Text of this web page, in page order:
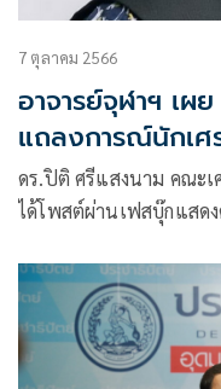
7 ตุลาคม 2566
อาจารย์จุฬาฯ เผย 3 เหตุผลไม่ร่วมลงชื่อใน
แถลงการณ์นักเศ
ดิจิทัล
ดร.ปิติ ศรีแสงนาม คณะ
ได้โพสต์ผ่านเฟสบุ๊กแสด
นโยบายแจก